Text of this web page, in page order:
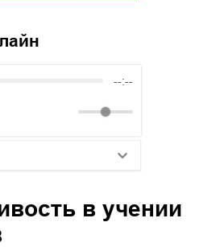
--:--
20:50
в учении